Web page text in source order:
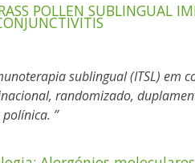
POLLEN SUBLINGUAL
sublingual (ITSL)
randomizado,
polínica.